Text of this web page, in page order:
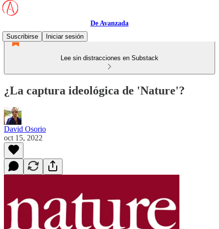
De Avanzada
Suscribirse
Iniciar sesión
Lee sin distracciones en Substack
¿La captura ideológica de 'Nature'?
David Osorio
oct 15, 2022